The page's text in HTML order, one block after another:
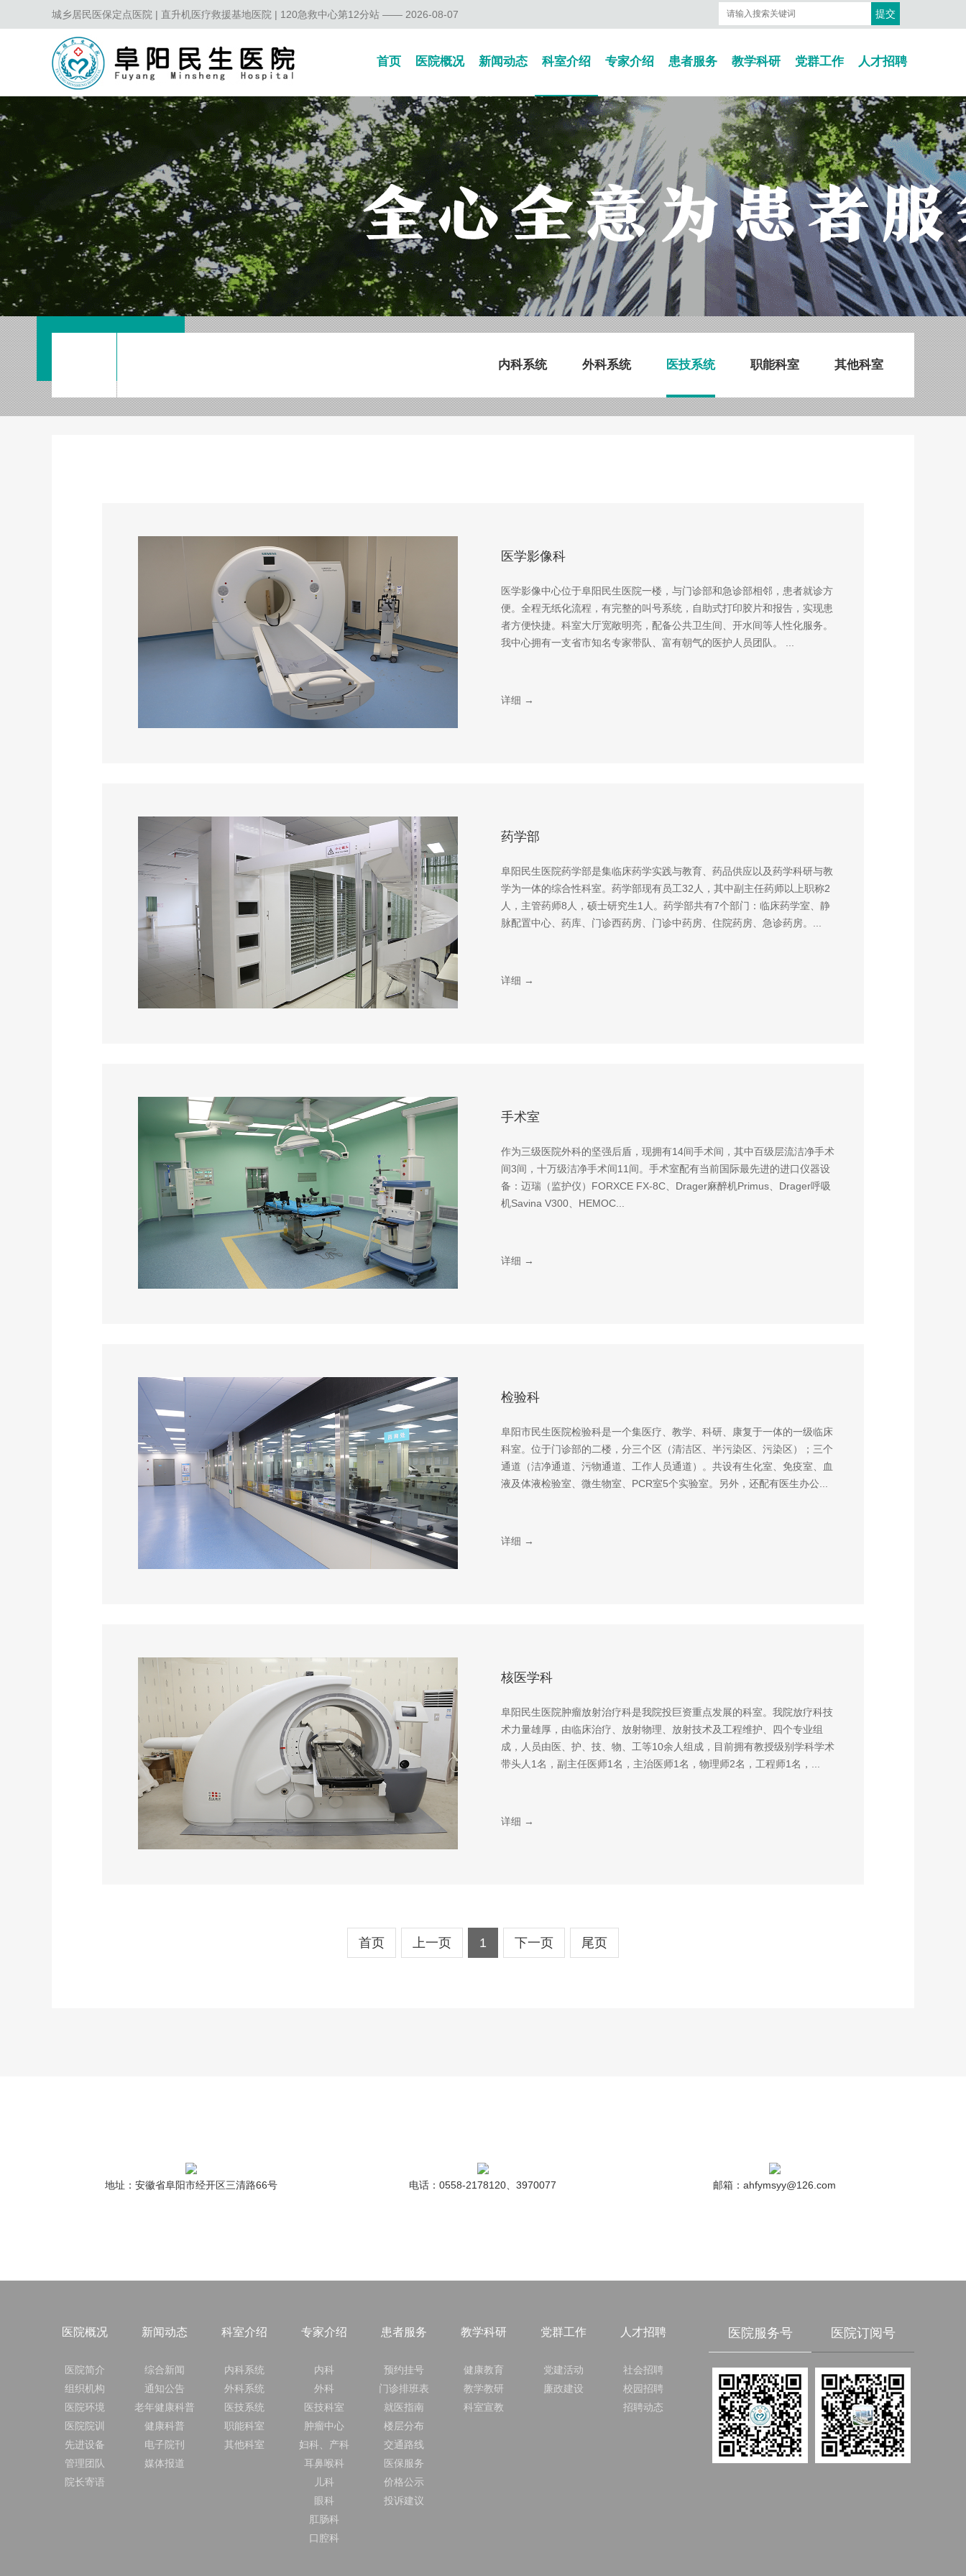
城乡居民医保定点医院 | 直升机医疗救援基地医院 | 120急救中心第12分站 —— 2026-08-07
首页 医院概况 新闻动态 科室介绍 专家介绍 患者服务 教学科研 党群工作 人才招聘
内科系统 外科系统 医技系统 职能科室 其他科室
医学影像科
医学影像中心位于阜阳民生医院一楼，与门诊部和急诊部相邻，患者就诊方
便。全程无纸化流程，有完整的叫号系统，自助式打印胶片和报告，实现患
者方便快捷。科室大厅宽敞明亮，配备公共卫生间、开水间等人性化服务。
我中心拥有一支省市知名专家带队、富有朝气的医护人员团队。 ...
详细 →
药学部
阜阳民生医院药学部是集临床药学实践与教育、药品供应以及药学科研与教
学为一体的综合性科室。药学部现有员工32人，其中副主任药师以上职称2
人，主管药师8人，硕士研究生1人。药学部共有7个部门：临床药学室、静
脉配置中心、药库、门诊西药房、门诊中药房、住院药房、急诊药房。...
详细 →
手术室
作为三级医院外科的坚强后盾，现拥有14间手术间，其中百级层流洁净手术
间3间，十万级洁净手术间11间。手术室配有当前国际最先进的进口仪器设
备：迈瑞（监护仪）FORXCE FX-8C、Drager麻醉机Primus、Drager呼吸
机Savina V300、HEMOC...
详细 →
检验科
阜阳市民生医院检验科是一个集医疗、教学、科研、康复于一体的一级临床
科室。位于门诊部的二楼，分三个区（清洁区、半污染区、污染区）；三个
通道（洁净通道、污物通道、工作人员通道）。共设有生化室、免疫室、血
液及体液检验室、微生物室、PCR室5个实验室。另外，还配有医生办公...
详细 →
核医学科
阜阳民生医院肿瘤放射治疗科是我院投巨资重点发展的科室。我院放疗科技
术力量雄厚，由临床治疗、放射物理、放射技术及工程维护、四个专业组
成，人员由医、护、技、物、工等10余人组成，目前拥有教授级别学科学术
带头人1名，副主任医师1名，主治医师1名，物理师2名，工程师1名，...
详细 →
首页 上一页 1 下一页 尾页
地址：安徽省阜阳市经开区三清路66号 电话：0558-2178120、3970077 邮箱：ahfymsyy@126.com
医院概况
医院简介
组织机构
医院环境
医院院训
先进设备
管理团队
院长寄语
新闻动态
综合新闻
通知公告
老年健康科普
健康科普
电子院刊
媒体报道
科室介绍
内科系统
外科系统
医技系统
职能科室
其他科室
专家介绍
内科
外科
医技科室
肿瘤中心
妇科、产科
耳鼻喉科
儿科
眼科
肛肠科
口腔科
患者服务
预约挂号
门诊排班表
就医指南
楼层分布
交通路线
医保服务
价格公示
投诉建议
教学科研
健康教育
教学教研
科室宣教
党群工作
党建活动
廉政建设
人才招聘
社会招聘
校园招聘
招聘动态
医院服务号 医院订阅号